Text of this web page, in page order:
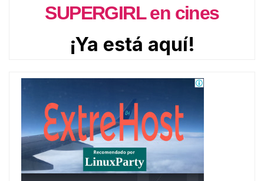
SUPERGIRL en cines
¡Ya está aquí!